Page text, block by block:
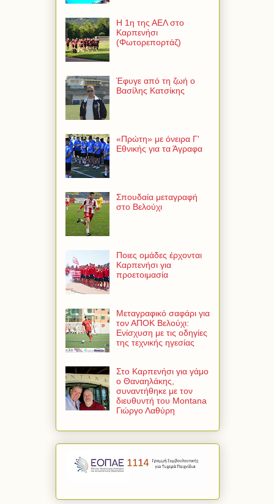
Η 1η της ΑΕΛ στο
Καρπενήσι
(Φωτορεπορτάζ)
Έφυγε από τη ζωή ο
Βασίλης Κατσίκης
«Πρώτη» με όνειρα Γ'
Εθνικής για τα Άγραφα
Σπουδαία μεταγραφή
στο Βελούχι
Ποιες ομάδες έρχονται
Καρπενήσι για
προετοιμασία
Μεταγραφικό σαφάρι για
τον ΑΠΟΚ Βελούχι:
Ενίσχυση με τις οδηγίες
της τεχνικής ηγεσίας
Στο Καρπενήσι για γάμο
ο Θαναηλάκης,
συναντήθηκε με τον
διευθυντή του Montana
Γιώργο Λαθύρη